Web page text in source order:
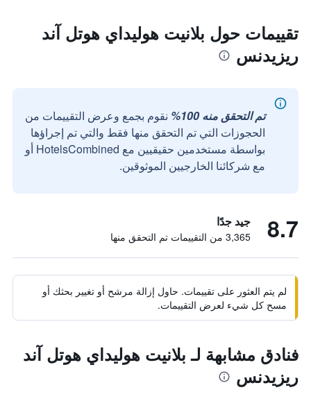
تقييمات حول بلانيت هوليداي هوتل آند
ريزيدنس
تم التحقق منه 100%
نقوم بجمع وعرض التقييمات من
الحجوزات التي تم التحقق منها فقط والتي تم إجراؤها
بواسطة مستخدمين حقيقيين مع HotelsCombined أو
مع شركائنا الخارجيين الموثوقين.
8.7 جيد جدًا
3,365 من التقييمات تم التحقق منها
لم يتم العثور على تقييمات. حاول إزالة مرشح أو تغيير بحثك أو
مسح كل شيء لعرض التقييمات.
فنادق مشابهة لـ بلانيت هوليداي هوتل آند
ريزيدنس